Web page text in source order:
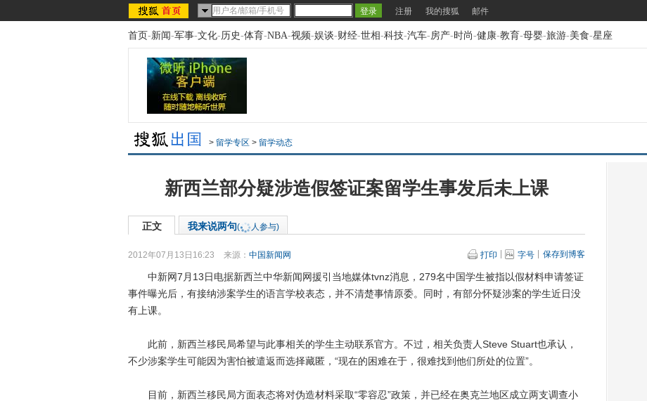
注册 我的搜狐 邮件
首页-新闻-军事-文化-历史-体育-NBA-视频-娱谈-财经-世相-科技-汽车-房产-时尚-健康-教育-母婴-旅游-美食-星座
> 留学专区 > 留学动态
新西兰部分疑涉造假签证案留学生事发后未上课
正文 我来说两句( 人参与)
2012年07月13日16:23 来源： 中国新闻网 打印 字号 保存到博客
中新网7月13日电据新西兰中华新闻网援引当地媒体tvnz消息，279名中国学生被指以假材料申请签证
事件曝光后，有接纳涉案学生的语言学校表态，并不清楚事情原委。同时，有部分怀疑涉案的学生近日没
有上课。
此前，新西兰移民局希望与此事相关的学生主动联系官方。不过，相关负责人Steve Stuart也承认，
不少涉案学生可能因为害怕被遣返而选择藏匿，“现在的困难在于，很难找到他们所处的位置”。
目前，新西兰移民局方面表态将对伪造材料采取“零容忍”政策，并已经在奥克兰地区成立两支调查小